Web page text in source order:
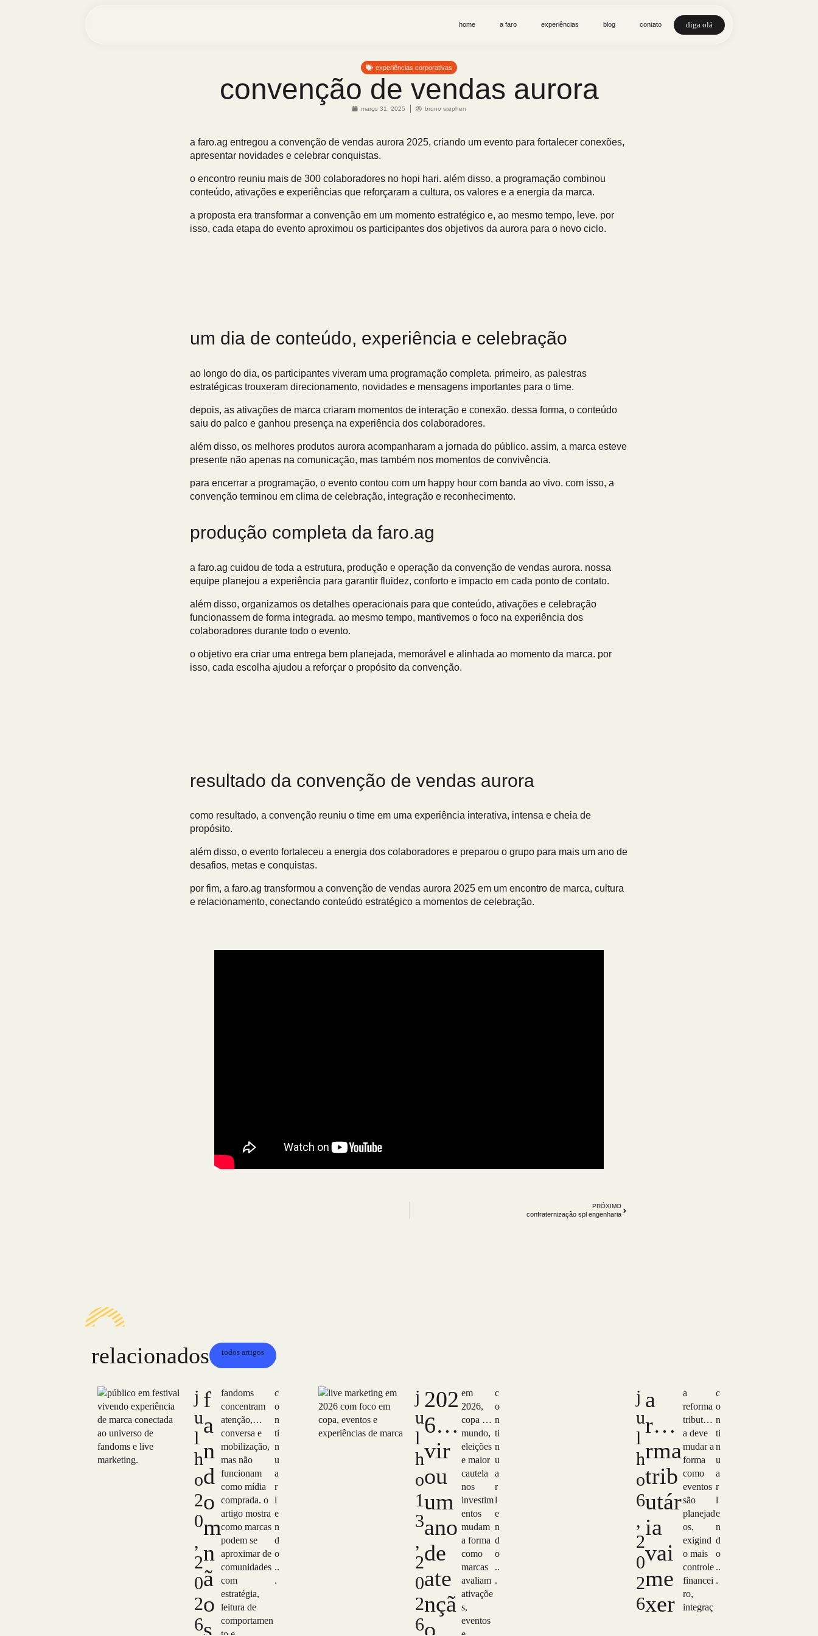
home a faro experiências blog contato diga olá
experiências corporativas
convenção de vendas aurora
março 31, 2025 bruno stephen
a faro.ag entregou a convenção de vendas aurora 2025, criando um evento para fortalecer conexões,
apresentar novidades e celebrar conquistas.
o encontro reuniu mais de 300 colaboradores no hopi hari. além disso, a programação combinou
conteúdo, ativações e experiências que reforçaram a cultura, os valores e a energia da marca.
a proposta era transformar a convenção em um momento estratégico e, ao mesmo tempo, leve. por
isso, cada etapa do evento aproximou os participantes dos objetivos da aurora para o novo ciclo.
um dia de conteúdo, experiência e celebração
ao longo do dia, os participantes viveram uma programação completa. primeiro, as palestras
estratégicas trouxeram direcionamento, novidades e mensagens importantes para o time.
depois, as ativações de marca criaram momentos de interação e conexão. dessa forma, o conteúdo
saiu do palco e ganhou presença na experiência dos colaboradores.
além disso, os melhores produtos aurora acompanharam a jornada do público. assim, a marca esteve
presente não apenas na comunicação, mas também nos momentos de convivência.
para encerrar a programação, o evento contou com um happy hour com banda ao vivo. com isso, a
convenção terminou em clima de celebração, integração e reconhecimento.
produção completa da faro.ag
a faro.ag cuidou de toda a estrutura, produção e operação da convenção de vendas aurora. nossa
equipe planejou a experiência para garantir fluidez, conforto e impacto em cada ponto de contato.
além disso, organizamos os detalhes operacionais para que conteúdo, ativações e celebração
funcionassem de forma integrada. ao mesmo tempo, mantivemos o foco na experiência dos
colaboradores durante todo o evento.
o objetivo era criar uma entrega bem planejada, memorável e alinhada ao momento da marca. por
isso, cada escolha ajudou a reforçar o propósito da convenção.
resultado da convenção de vendas aurora
como resultado, a convenção reuniu o time em uma experiência interativa, intensa e cheia de
propósito.
além disso, o evento fortaleceu a energia dos colaboradores e preparou o grupo para mais um ano de
desafios, metas e conquistas.
por fim, a faro.ag transformou a convenção de vendas aurora 2025 em um encontro de marca, cultura
e relacionamento, conectando conteúdo estratégico a momentos de celebração.
PRÓXIMO
confraternização spl engenharia
relacionados todos artigos
j
u
l
h
o
2
0
,
2
0
2
6
f
a
n
d
o
m
n
ã
o
s
fandoms
concentram
atenção,
conversa e
mobilização,
mas não
funcionam
como mídia
comprada. o
artigo mostra
como marcas
podem se
aproximar de
comunidades
com
estratégia,
leitura de
comportamen
c
o
n
ti
n
u
a
r
l
e
n
d
o
..
.
j
u
l
h
o
1
3
,
2
0
2
6
202
6
vir
ou
um
ano
de
ate
nçã
o
em
2026,
copa do
mundo,
eleições
e maior
cautela
nos
investim
entos
mudam
a forma
como
marcas
avaliam
ativaçõe
s,
eventos
c
o
n
ti
n
u
a
r
l
e
n
d
o
..
.
j
u
l
h
o
6
,
2
0
2
6
a
refo
rma
trib
utár
ia
vai
me
xer
a
reforma
tributári
a deve
mudar a
forma
como
eventos
são
planejad
os,
exigind
o mais
controle
financei
ro,
integraç
c
o
n
ti
n
u
a
r
l
e
n
d
o
..
.